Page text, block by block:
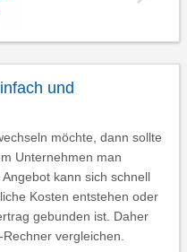
und
möchte, dann sollte
Unternehmen man
kann sich schnell
Kosten entstehen oder
gebunden ist. Daher
vergleichen.